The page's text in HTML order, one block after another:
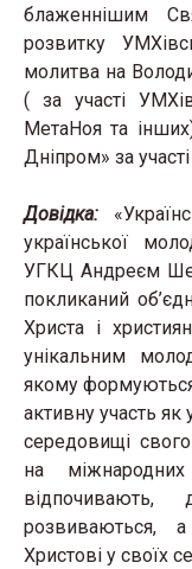
блаженнішим
розвитку
молитва на
( за участі
МетаНоя та
Дніпром» за
Довідка:
української
УГКЦ Андреєм
покликаний
Христа і
унікальним
якому
активну участь
середовищі
на
відпочивають,
розвиваються,
Христові у своїх